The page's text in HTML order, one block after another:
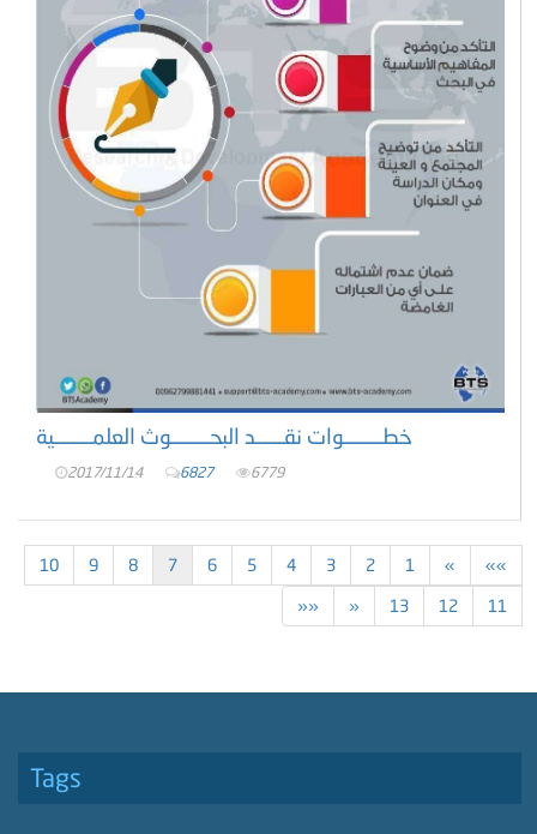
2017/11/14 6827 6779
««
«
1
2
3
4
5
6
7
8
9
10
11
12
13
»
»»
Tags